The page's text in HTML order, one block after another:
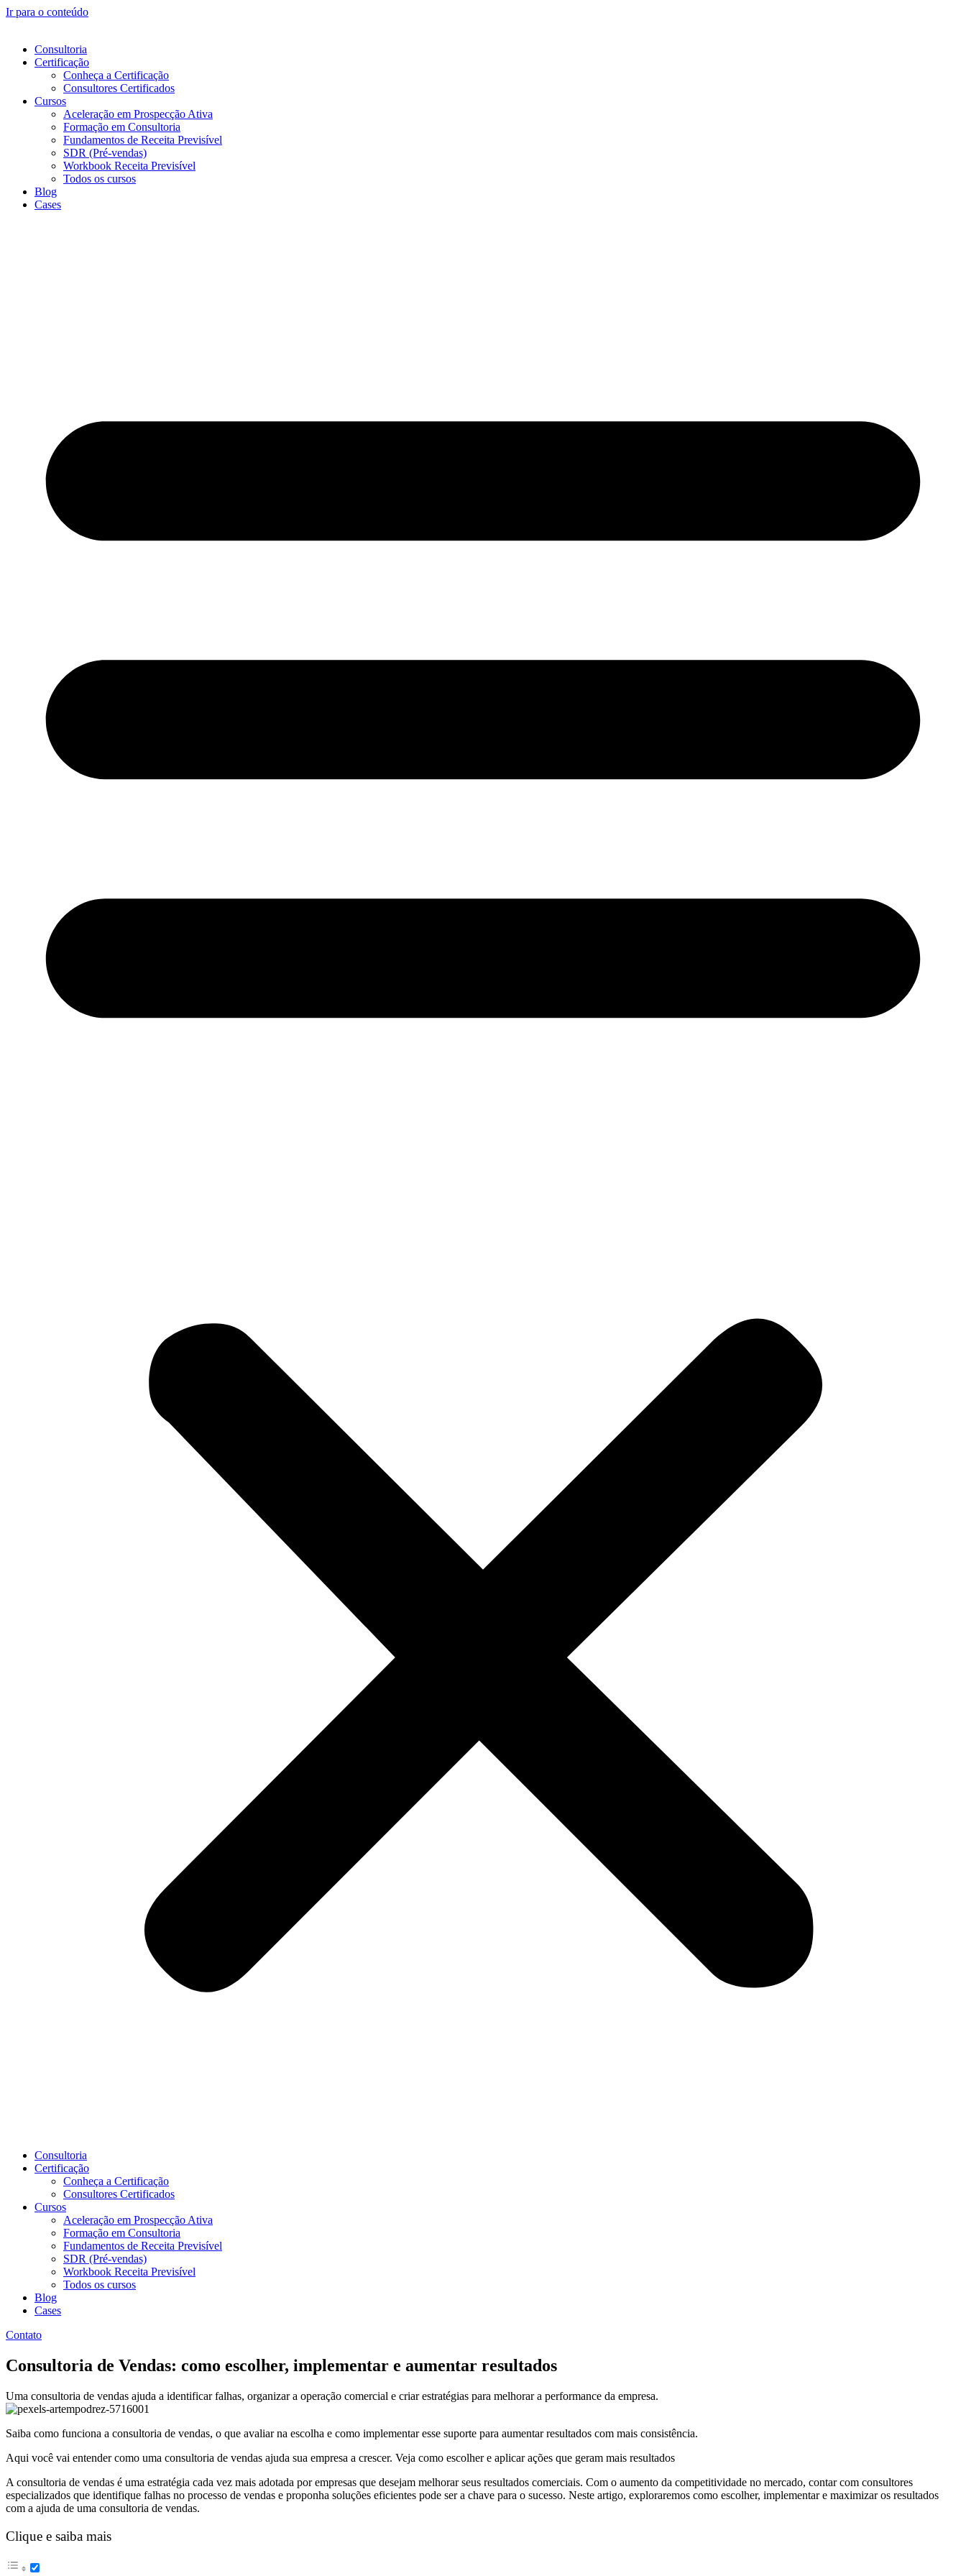
Ir para o conteúdo
Consultoria
Certificação
Conheça a Certificação
Consultores Certificados
Cursos
Aceleração em Prospecção Ativa
Formação em Consultoria
Fundamentos de Receita Previsível
SDR (Pré-vendas)
Workbook Receita Previsível
Todos os cursos
Blog
Cases
Consultoria
Certificação
Conheça a Certificação
Consultores Certificados
Cursos
Aceleração em Prospecção Ativa
Formação em Consultoria
Fundamentos de Receita Previsível
SDR (Pré-vendas)
Workbook Receita Previsível
Todos os cursos
Blog
Cases
Contato
Consultoria de Vendas: como escolher, implementar e aumentar resultados
Uma consultoria de vendas ajuda a identificar falhas, organizar a operação comercial e criar estratégias para melhorar a performance da empresa.
Saiba como funciona a consultoria de vendas, o que avaliar na escolha e como implementar esse suporte para aumentar resultados com mais consistência.
Aqui você vai entender como uma consultoria de vendas ajuda sua empresa a crescer. Veja como escolher e aplicar ações que geram mais resultados
A consultoria de vendas é uma estratégia cada vez mais adotada por empresas que desejam melhorar seus resultados comerciais. Com o aumento da competitividade no mercado, contar com consultores
especializados que identifique falhas no processo de vendas e proponha soluções eficientes pode ser a chave para o sucesso. Neste artigo, exploraremos como escolher, implementar e maximizar os resultados
com a ajuda de uma consultoria de vendas.
Clique e saiba mais